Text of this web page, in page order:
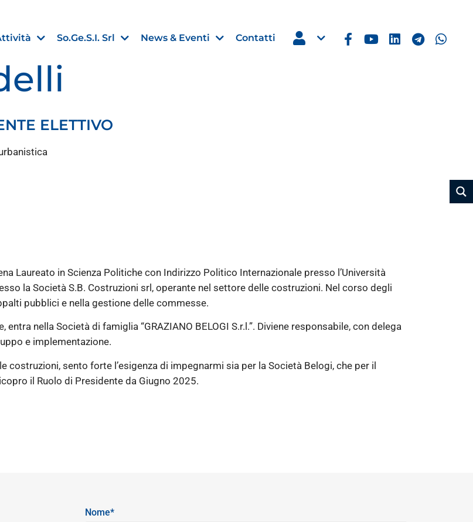
So.Ge.S.I. Srl News & Eventi
Finanza agevolata
“PMI, Industria e Incentivi alle Imprese
Contatti
ELETTIVO
Laureato in Scienza Politiche con Indirizzo Politico Internazionale presso l’Università
la Società S.B. Costruzioni srl, operante nel settore delle costruzioni. Nel corso degli
pubblici e nella gestione delle commesse.
nella Società di famiglia “GRAZIANO BELOGI S.r.l.”. Diviene responsabile, con delega
e implementazione.
sento forte l’esigenza di impegnarmi sia per la Società Belogi, che per il
il Ruolo di Presidente da Giugno 2025.
Nome*